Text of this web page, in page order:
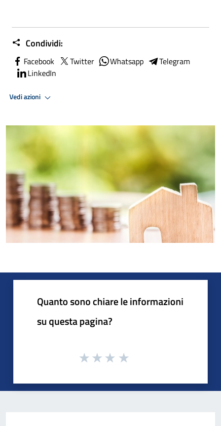
Condividi:
Facebook Twitter Whatsapp
Telegram
LinkedIn
Vedi azioni
Quanto sono chiare le informazioni
su questa pagina?